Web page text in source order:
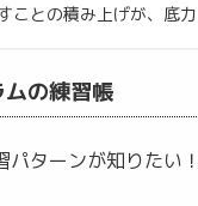
ことの積み上げが、底力
の練習帳
パターンが知りたい